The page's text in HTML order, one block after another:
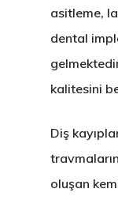
asitleme,
dental
kalitesini
Diş
oluşan